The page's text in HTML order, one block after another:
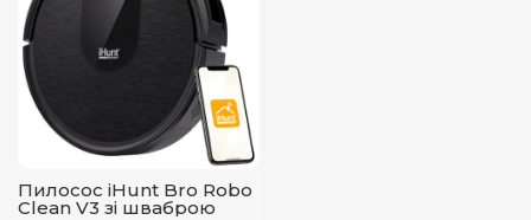
Пилосос iHunt Bro Robo
Clean V3 зі шваброю